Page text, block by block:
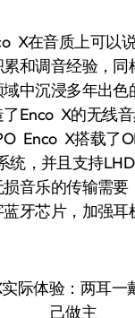
在音质上可以说
和调音经验，同
中沉浸多年出色
Enco X的无线
Enco X搭载了
统，并且支持
音乐的传输需要
牙芯片，加强耳